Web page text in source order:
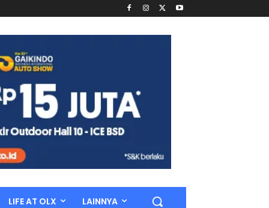
LIFE AT OLX LAINNYA